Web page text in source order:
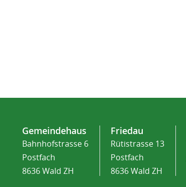
Gemeindehaus
Bahnhofstrasse 6
Postfach
8636 Wald ZH
Friedau
Rütistrasse 13
Postfach
8636 Wald ZH